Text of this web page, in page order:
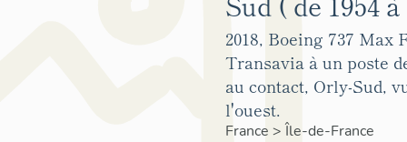
2018, Boeing 737 Max
Transavia à un poste
au contact, Orly-Sud,
l'ouest.
France >Île-de-France